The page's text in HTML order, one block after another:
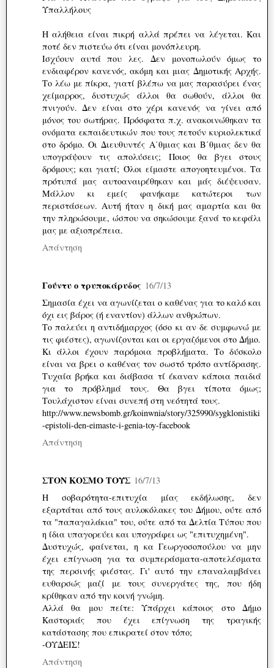
Υπαλλήλους
Η αλήθεια είναι πικρή αλλά πρέπει να λέγεται. Και
ποτέ δεν πιστεύω ότι είναι μονόπλευρη.
Ισχύουν αυτά που λες. Δεν μονοπωλούν όμως το
ενδιαφέρον κανενός, ακόμη και μιας Δημοτικής Αρχής.
Το λέω με πίκρα, γιατί βλέπω να μας παρασύρει ένας
χείμαρρος, δυστυχώς άλλοι θα σωθούν, άλλοι θα
πνιγούν. Δεν είναι στο χέρι κανενός να γίνει από
μόνος του σωτήρας. Πρόσφατα π.χ. ανακοινώθηκαν τα
ονόματα εκπαιδευτικών που τους πετούν κυριολεκτικά
στο δρόμο. Οι Διευθυντές Α΄θμιας και Β΄θμιας δεν θα
υπογράψουν τις απολύσεις; Ποιος θα βγει στους
δρόμους; και γιατί; Όλοι είμαστε απογοητευμένοι. Τα
πρότυπά μας αυτοαναιρέθηκαν και μάς διέψευσαν.
Μάλλον κι εμείς φανήκαμε κατώτεροι των
περιστάσεων. Αυτή ήταν η δική μας αμαρτία και θα
την πληρώσουμε, ώσπου να σηκώσουμε ξανά το κεφάλι
μας με αξιοπρέπεια.
Απάντηση
Γούντυ ο τρυποκάρυδος 16/7/13
Σημασία έχει να αγωνίζεται ο καθένας για το καλό και
όχι εις βάρος (ή εναντίον) άλλων ανθρώπων.
Το παλεύει η αντιδήμαρχος (όσο κι αν δε συμφωνώ με
τις φιέστες), αγωνίζονται και οι εργαζόμενοι στο Δήμο.
Κι άλλοι έχουν παρόμοια προβλήματα. Το δύσκολο
είναι να βρει ο καθένας τον σωστό τρόπο αντίδρασης.
Τυχαία βρήκα και διάβασα τί έκαναν κάποια παιδιά
για το πρόβλημά τους. Θα βγει τίποτα όμως;
Τουλάχιστον είναι συνεπή στη νεότητά τους.
http://www.newsbomb.gr/koinwnia/story/325990/sygklonistiki
-epistoli-den-eimaste-i-genia-toy-facebook
Απάντηση
ΣΤΟΝ ΚΟΣΜΟ ΤΟΥΣ 16/7/13
Η σοβαρότητα-επιτυχία μίας εκδήλωσης, δεν
εξαρτάται από τους αυλοκόλακες του Δήμου, ούτε από
τα "παπαγαλάκια" του, ούτε από τα Δελτία Τύπου που
η ίδια υπαγορεύει και υπογράφει ως "επιτυχημένη".
Δυστυχώς, φαίνεται, η κα Γεωργοσοπούλου να μην
έχει επίγνωση για τα συμπεράσματα-αποτελέσματα
της περσινής φιέστας. Γι' αυτό την επαναλαμβάνει
ευθαρσώς μαζί με τους συνεργάτες της, που ήδη
κρίθηκαν από την κοινή γνώμη.
Αλλά θα μου πείτε: Υπάρχει κάποιος στο Δήμο
Καστοριάς που έχει επίγνωση της τραγικής
κατάστασης που επικρατεί στον τόπο;
-ΟΥΔΕΙΣ!
Απάντηση